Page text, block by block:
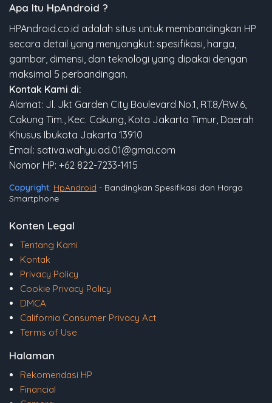
Apa Itu HpAndroid ?
HPAndroid.co.id adalah situs untuk membandingkan HP
secara detail yang menyangkut: spesifikasi, harga,
gambar, dimensi, dan teknologi yang dipakai dengan
maksimal 5 perbandingan.
Kontak Kami di:
Alamat: Jl. Jkt Garden City Boulevard No.1, RT.8/RW.6,
Cakung Tim., Kec. Cakung, Kota Jakarta Timur, Daerah
Khusus Ibukota Jakarta 13910
Email: sativa.wahyu.ad.01@gmai.com
Nomor HP: +62 822-7233-1415
Copyright: HpAndroid - Bandingkan Spesifikasi dan Harga
Smartphone
Konten Legal
Tentang Kami
Kontak
Privacy Policy
Cookie Privacy Policy
DMCA
California Consumer Privacy Act
Terms of Use
Halaman
Rekomendasi HP
Financial